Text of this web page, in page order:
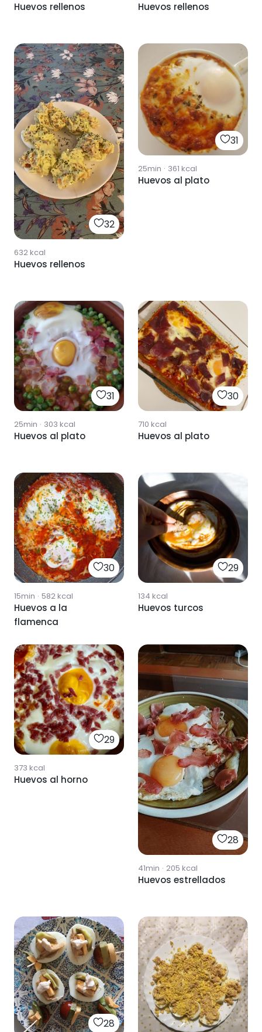
Huevos rellenos Huevos rellenos
32
632kcal
Huevos rellenos
31
25min · 361 kcal
Huevos al plato
31
25min · 303 kcal
Huevos al plato
30
710 kcal
Huevos al plato
30
15min · 582kcal
Huevos a la
flamenca
29
134 kcal
Huevos turcos
29
373 kcal
Huevos al horno
28
41min · 205 kcal
Huevos estrellados
28